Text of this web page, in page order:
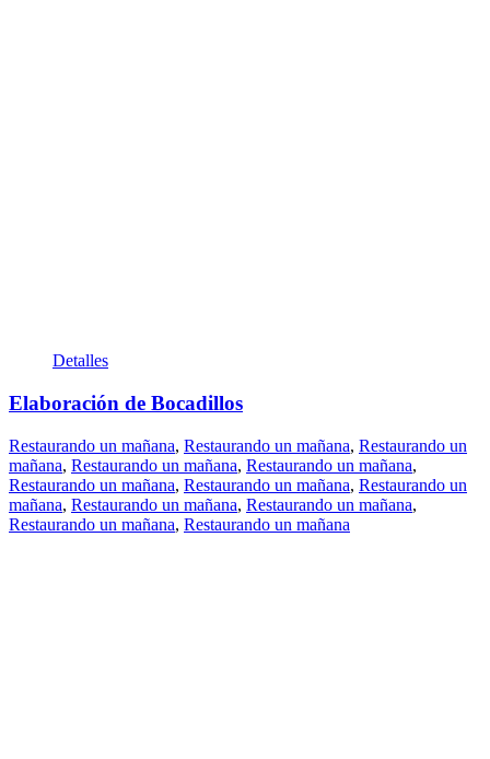
Detalles
Elaboración de Bocadillos
Restaurando un mañana, Restaurando un mañana, Restaurando un
mañana, Restaurando un mañana, Restaurando un mañana,
Restaurando un mañana, Restaurando un mañana, Restaurando un
mañana, Restaurando un mañana, Restaurando un mañana,
Restaurando un mañana, Restaurando un mañana